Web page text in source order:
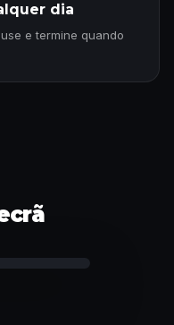
dia
e termine quando